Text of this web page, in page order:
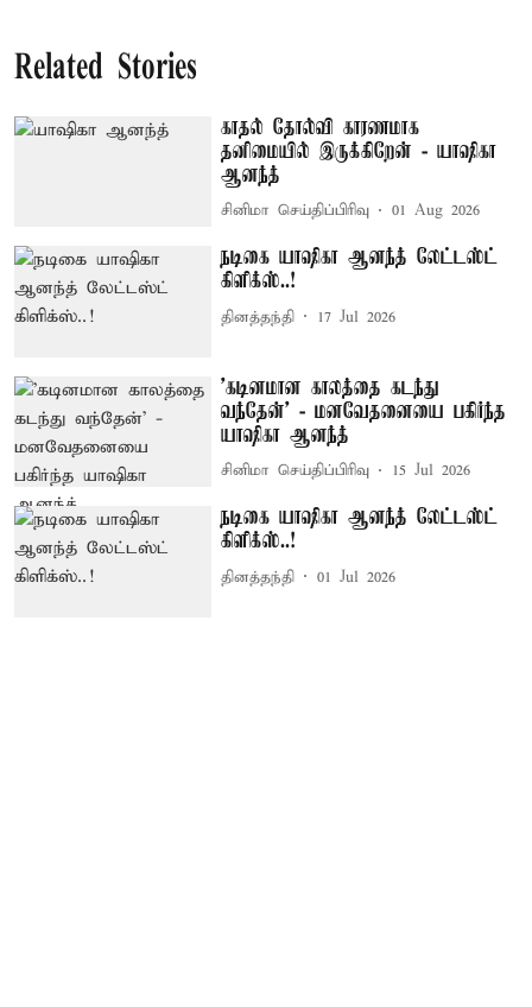
Related Stories
காதல் தோல்வி காரணமாக
தனிமையில் இருக்கிறேன் - யாஷிகா
ஆனந்த்
சினிமா செய்திப்பிரிவு 01 Aug 2026
நடிகை யாஷிகா ஆனந்த் லேட்டஸ்ட்
கிளிக்ஸ்..!
தினத்தந்தி 17 Jul 2026
'கடினமான காலத்தை கடந்து
வந்தேன்' - மனவேதனையை பகிர்ந்த
யாஷிகா ஆனந்த்
சினிமா செய்திப்பிரிவு 15 Jul 2026
நடிகை யாஷிகா ஆனந்த் லேட்டஸ்ட்
கிளிக்ஸ்..!
தினத்தந்தி 01 Jul 2026